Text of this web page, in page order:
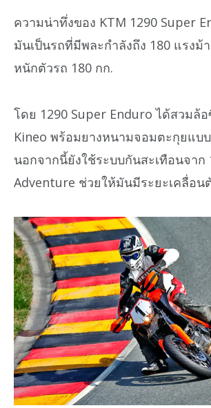
ความน่าทึ่งของ KTM 1290 Super
มันเป็นรถที่มีพละกำลังถึง 180 แรงม้
หนักตัวรถ 180 กก.
โดย 1290 Super Enduro ได้สวมล้
Kineo พร้อมยางหนามจอมตะกุยแบ
นอกจากนี้ยังใช้ระบบกันสะเทือนจาก
Adventure ช่วยให้มันมีระยะเคลื่อน